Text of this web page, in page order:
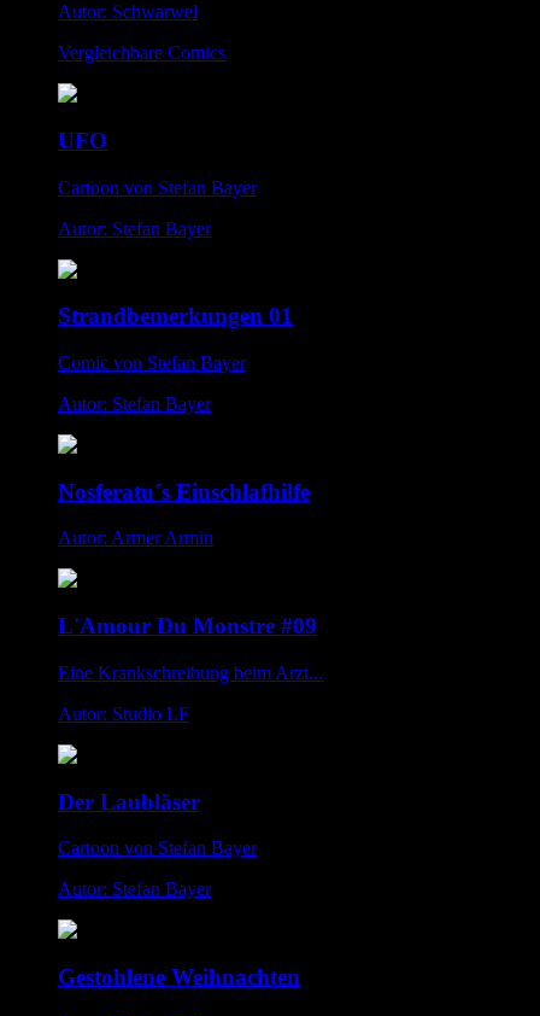
Autor: Schwarwel
Vergleichbare Comics
UFO
Cartoon von Stefan Bayer
Autor: Stefan Bayer
Strandbemerkungen 01
Comic von Stefan Bayer
Autor: Stefan Bayer
Nosferatu´s Einschlafhilfe
Autor: Armer Armin
L'Amour Du Monstre #09
Eine Krankschreibung beim Arzt...
Autor: Studio LF
Der Laubläser
Cartoon von Stefan Bayer
Autor: Stefan Bayer
Gestohlene Weihnachten